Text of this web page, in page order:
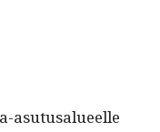
asu­tusalueelle